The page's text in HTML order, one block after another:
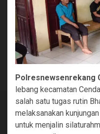
Polresnewsenrekang
lebang kecamatan
salah satu tugas rutin
melaksanakan
untuk menjalin